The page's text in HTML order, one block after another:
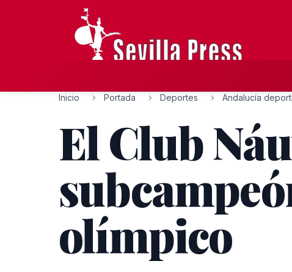
Inicio Portada Deportes Andalucía
El Club
olímpico